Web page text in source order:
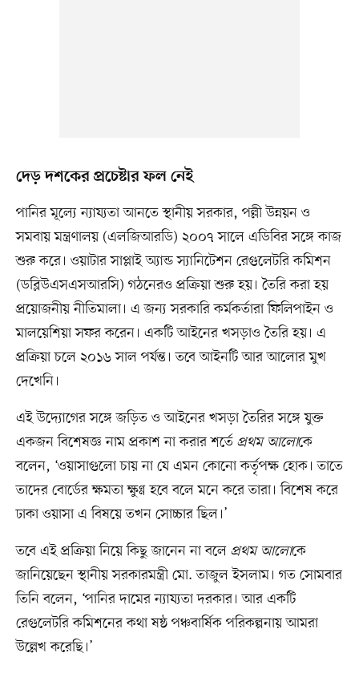
দেড় দশকের প্রচেষ্টার ফল নেই
পানির মূল্যে ন্যায্যতা আনতে স্থানীয় সরকার, পল্লী উন্নয়ন ও
সমবায় মন্ত্রণালয় (এলজিআরডি) ২০০৭ সালে এডিবির সঙ্গে কাজ
শুরু করে। ওয়াটার সাপ্লাই অ্যান্ড স্যানিটেশন রেগুলেটরি কমিশন
(ডব্লিউএসএসআরসি) গঠনেরও প্রক্রিয়া শুরু হয়। তৈরি করা হয়
প্রয়োজনীয় নীতিমালা। এ জন্য সরকারি কর্মকর্তারা ফিলিপাইন ও
মালয়েশিয়া সফর করেন। একটি আইনের খসড়াও তৈরি হয়। এ
প্রক্রিয়া চলে ২০১৬ সাল পর্যন্ত। তবে আইনটি আর আলোর মুখ
দেখেনি।
এই উদ্যোগের সঙ্গে জড়িত ও আইনের খসড়া তৈরির সঙ্গে যুক্ত
একজন বিশেষজ্ঞ নাম প্রকাশ না করার শর্তে প্রথম আলোকে
বলেন, ‘ওয়াসাগুলো চায় না যে এমন কোনো কর্তৃপক্ষ হোক। তাতে
তাদের বোর্ডের ক্ষমতা ক্ষুণ্ণ হবে বলে মনে করে তারা। বিশেষ করে
ঢাকা ওয়াসা এ বিষয়ে তখন সোচ্চার ছিল।’
তবে এই প্রক্রিয়া নিয়ে কিছু জানেন না বলে প্রথম আলোকে
জানিয়েছেন স্থানীয় সরকারমন্ত্রী মো. তাজুল ইসলাম। গত সোমবার
তিনি বলেন, ‘পানির দামের ন্যায্যতা দরকার। আর একটি
রেগুলেটরি কমিশনের কথা ষষ্ঠ পঞ্চবার্ষিক পরিকল্পনায় আমরা
উল্লেখ করেছি।’